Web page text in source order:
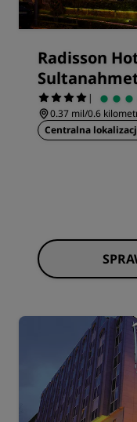
Radisson
|
0.37 mil/0.6
Centralna